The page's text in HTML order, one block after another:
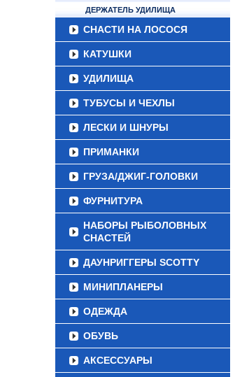
ДЕРЖАТЕЛЬ УДИЛИЩА
СНАСТИ НА ЛОСОСЯ
КАТУШКИ
УДИЛИЩА
ТУБУСЫ И ЧЕХЛЫ
ЛЕСКИ И ШНУРЫ
ПРИМАНКИ
ГРУЗА/ДЖИГ-ГОЛОВКИ
ФУРНИТУРА
НАБОРЫ РЫБОЛОВНЫХ
СНАСТЕЙ
ДАУНРИГГЕРЫ SCOTTY
МИНИПЛАНЕРЫ
ОДЕЖДА
ОБУВЬ
АКСЕССУАРЫ